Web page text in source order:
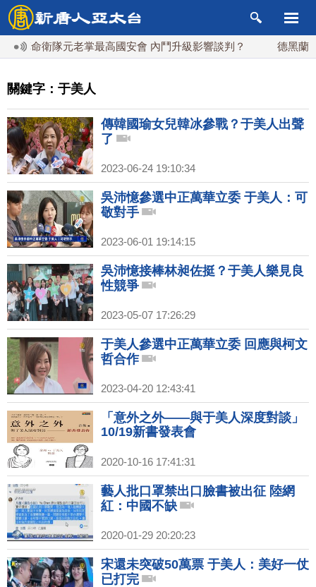
革命衛隊元老掌最高國安會 內鬥升級影響談判？ 德黑蘭等
關鍵字：于美人
傳韓國瑜女兒韓冰參戰？于美人出聲
了
2023-06-24 19:10:34
吳沛憶參選中正萬華立委 于美人：可
敬對手
2023-06-01 19:14:15
吳沛憶接棒林昶佐挺？于美人樂見良
性競爭
2023-05-07 17:26:29
于美人參選中正萬華立委 回應與柯文
哲合作
2023-04-20 12:43:41
「意外之外——與于美人深度對談」
10/19新書發表會
2020-10-16 17:41:31
藝人批口罩禁出口臉書被出征 陸網
紅：中國不缺
2020-01-29 20:20:23
宋還未突破50萬票 于美人：美好一仗
已打完